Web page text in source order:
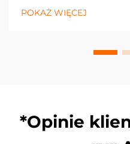
temperaturę, trwałość
posiadania. Wybierz
POKAŻ WIĘCEJ
*Opinie